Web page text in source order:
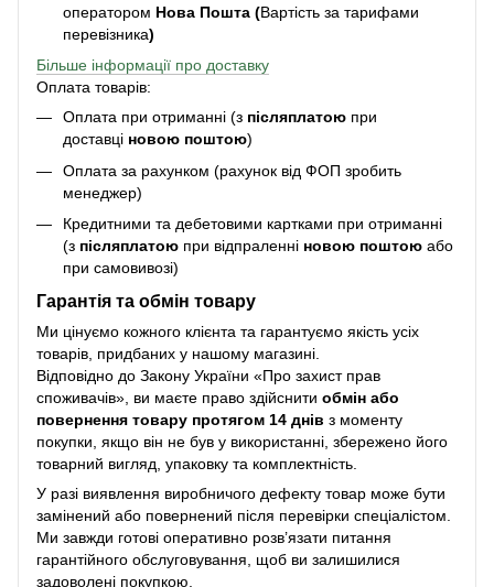
оператором Нова Пошта (Вартість за тарифами
перевізника)
Більше інформації про доставку
Оплата товарів:
Оплата при отриманні (з післяплатою при
доставці новою поштою)
Оплата за рахунком (рахунок від ФОП зробить
менеджер)
Кредитними та дебетовими картками при отриманні
(з післяплатою при відпраленні новою поштою або
при самовивозі)
Гарантія та обмін товару
Ми цінуємо кожного клієнта та гарантуємо якість усіх
товарів, придбаних у нашому магазині.
Відповідно до Закону України «Про захист прав
споживачів», ви маєте право здійснити обмін або
повернення товару протягом 14 днів з моменту
покупки, якщо він не був у використанні, збережено його
товарний вигляд, упаковку та комплектність.
У разі виявлення виробничого дефекту товар може бути
замінений або повернений після перевірки спеціалістом.
Ми завжди готові оперативно розв’язати питання
гарантійного обслуговування, щоб ви залишилися
задоволені покупкою.